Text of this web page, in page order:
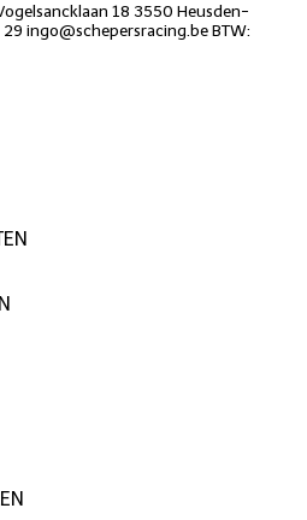
18 3550 Heusden-
29 ingo@schepersracing.beBTW: